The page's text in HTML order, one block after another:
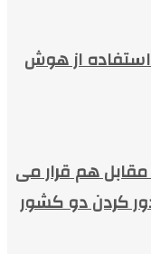
از هوش
مقابل هم قرار می